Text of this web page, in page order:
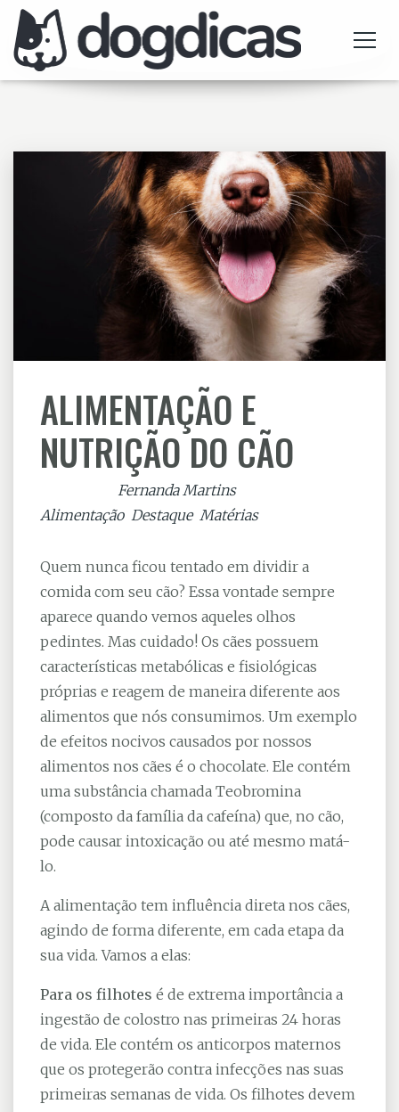
ALIMENTAÇÃO E
NUTRIÇÃO DO CÃO
Fernanda Martins| Listado em
Alimentação, Destaque, Matérias
Quem nunca ficou tentado em dividir a
comida com seu cão? Essa vontade sempre
aparece quando vemos aqueles olhos
pedintes. Mas cuidado! Os cães possuem
características metabólicas e fisiológicas
próprias e reagem de maneira diferente aos
alimentos que nós consumimos. Um exemplo
de efeitos nocivos causados por nossos
alimentos nos cães é o chocolate. Ele contém
uma substância chamada Teobromina
(composto da família da cafeína) que, no cão,
pode causar intoxicação ou até mesmo matá-
lo.
A alimentação tem influência direta nos cães,
agindo de forma diferente, em cada etapa da
sua vida. Vamos a elas:
Para os filhotes é de extrema importância a
ingestão de colostro nas primeiras 24 horas
de vida. Ele contém os anticorpos maternos
que os protegerão contra infecções nas suas
primeiras semanas de vida. Os filhotes devem